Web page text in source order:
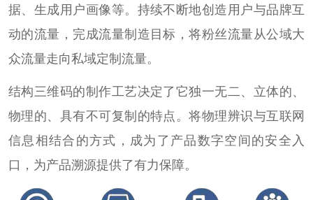
据、生成用户画像等。持续不断地创造用户与品牌互
动的流量，完成流量制造目标，将粉丝流量从公域大
众流量走向私域定制流量。
结构三维码的制作工艺决定了它独一无二、立体的、
物理的、具有不可复制的特点。将物理辨识与互联网
信息相结合的方式，成为了产品数字空间的安全入
口，为产品溯源提供了有力保障。